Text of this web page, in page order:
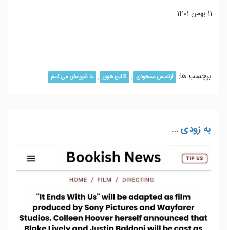
11 بهمن 1401
برچسب ها: آرتمیس مسعودی , کالین هوور , ما شروعش می کنیم
به زودی …